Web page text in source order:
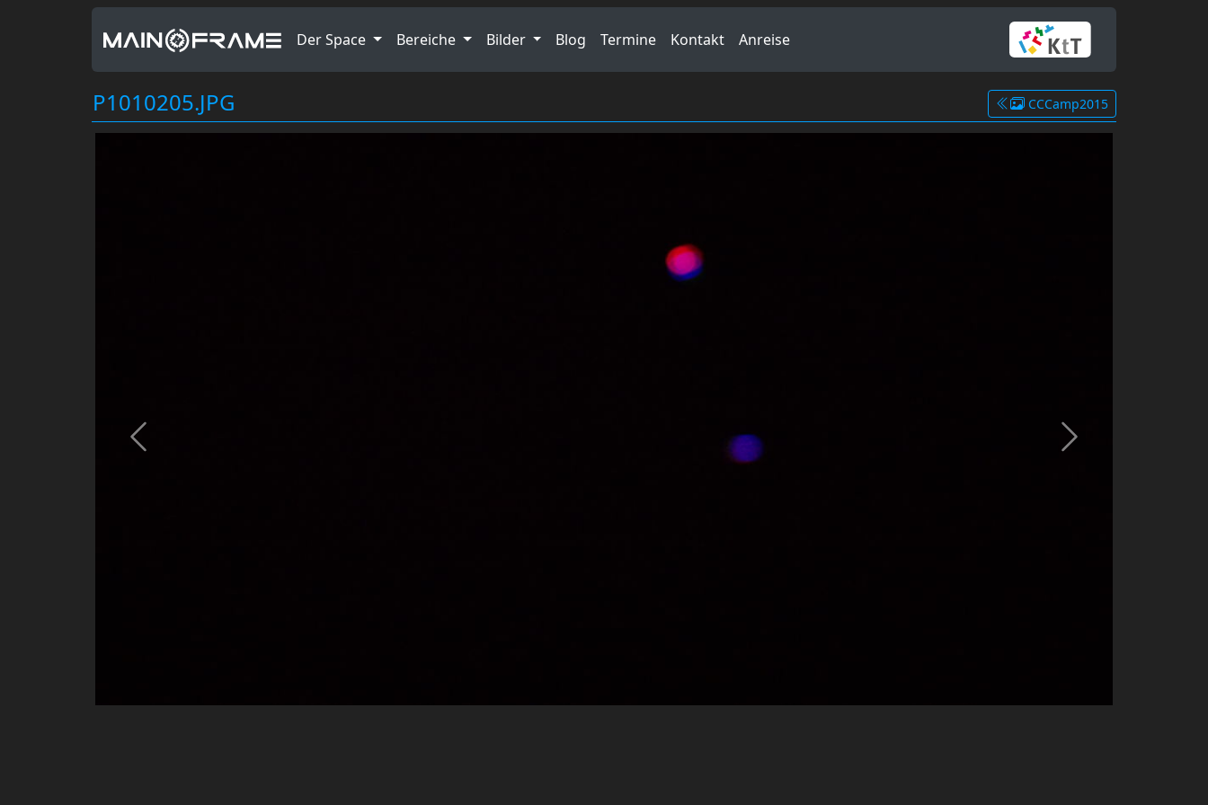
Der Space Bereiche Bilder Blog Termine Kontakt Anreise
P1010205.JPG CCCamp2015